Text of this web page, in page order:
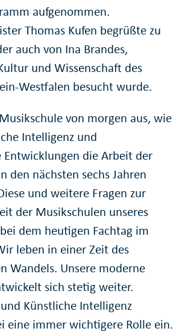
aufgenommen.
Thomas Kufen begrüßte zu
auch von Ina Brandes,
und Wissenschaft des
Westfalen besucht wurde.
von morgen aus, wie
Intelligenz und
Entwicklungen die Arbeit der
den nächsten sechs Jahren
und weitere Fragen zur
der Musikschulen unseres
dem heutigen Fachtag im
leben in einer Zeit des
Wandels. Unsere moderne
sich stetig weiter.
Künstliche Intelligenz
eine immer wichtigere Rolle ein.